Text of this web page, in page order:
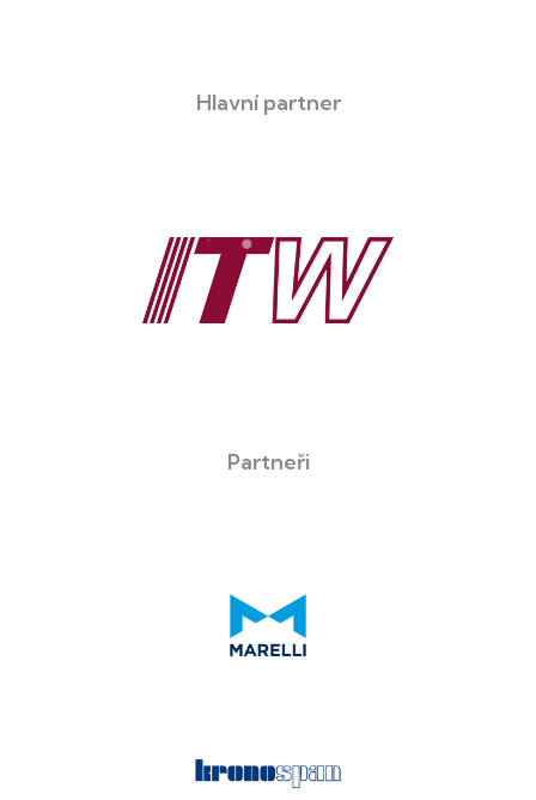
Hlavní partner
Partneři